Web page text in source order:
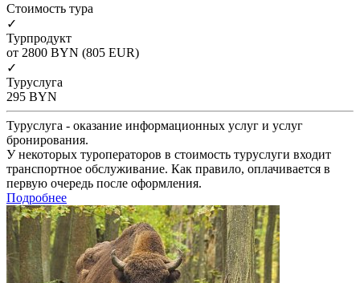
Cтоимость тура
✓
Турпродукт
от 2800 BYN (805 EUR)
✓
Туруслуга
295 BYN
Туруслуга - оказание информационных услуг и услуг
бронирования.
У некоторых туроператоров в стоимость туруслуги входит
транспортное обслуживание. Как правило, оплачивается в
первую очередь после оформления.
Подробнее